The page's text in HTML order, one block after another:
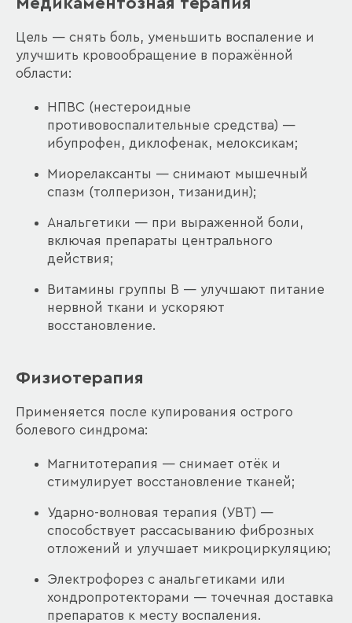
Цель — снять боль, уменьшить воспаление и
улучшить кровообращение в поражённой
области:
НПВС (нестероидные
противовоспалительные средства) —
ибупрофен, диклофенак, мелоксикам;
Миорелаксанты — снимают мышечный
спазм (толперизон, тизанидин);
Анальгетики — при выраженной боли,
включая препараты центрального
действия;
Витамины группы B — улучшают питание
нервной ткани и ускоряют
восстановление.
Физиотерапия
Применяется после купирования острого
болевого синдрома:
Магнитотерапия — снимает отёк и
стимулирует восстановление тканей;
Ударно-волновая терапия (УВТ) —
способствует рассасыванию фиброзных
отложений и улучшает микроциркуляцию;
Электрофорез с анальгетиками или
хондропротекторами — точечная доставка
препаратов к месту воспаления.